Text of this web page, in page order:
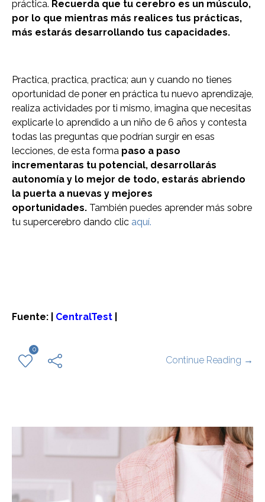
práctica. Recuerda que tu cerebro es un músculo,
por lo que mientras más realices tus prácticas,
más estarás desarrollando tus capacidades.
Practica, practica, practica; aun y cuando no tienes
oportunidad de poner en práctica tu nuevo aprendizaje,
realiza actividades por ti mismo, imagina que necesitas
explicarle lo aprendido a un niño de 6 años y contesta
todas las preguntas que podrían surgir en esas
lecciones, de esta forma paso a paso
incrementaras tu potencial, desarrollarás
autonomía y lo mejor de todo, estarás abriendo
la puerta a nuevas y mejores
oportunidades. También puedes aprender más sobre
tu supercerebro dando clic aquí.
Fuente: | CentralTest
0
Continue Reading →